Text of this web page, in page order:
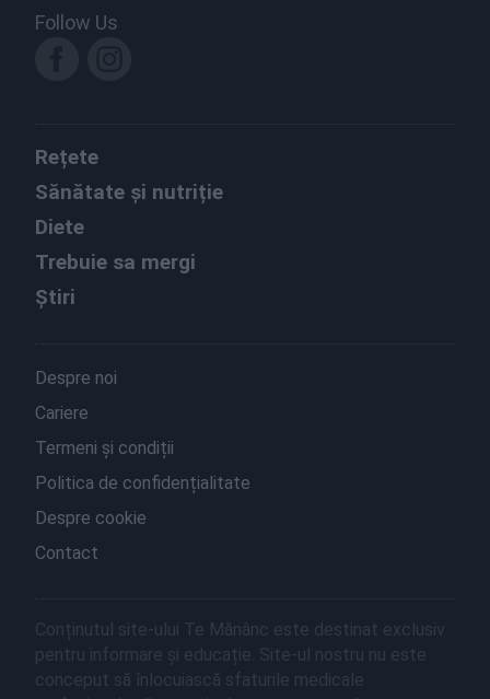
Follow Us
Rețete
Sănătate și nutriție
Diete
Trebuie sa mergi
Știri
Despre noi
Cariere
Termeni și condiții
Politica de confidențialitate
Despre cookie
Contact
Conținutul site-ului Te Mănânc este destinat exclusiv
pentru informare și educație. Site-ul nostru nu este
conceput să înlocuiască sfaturile medicale